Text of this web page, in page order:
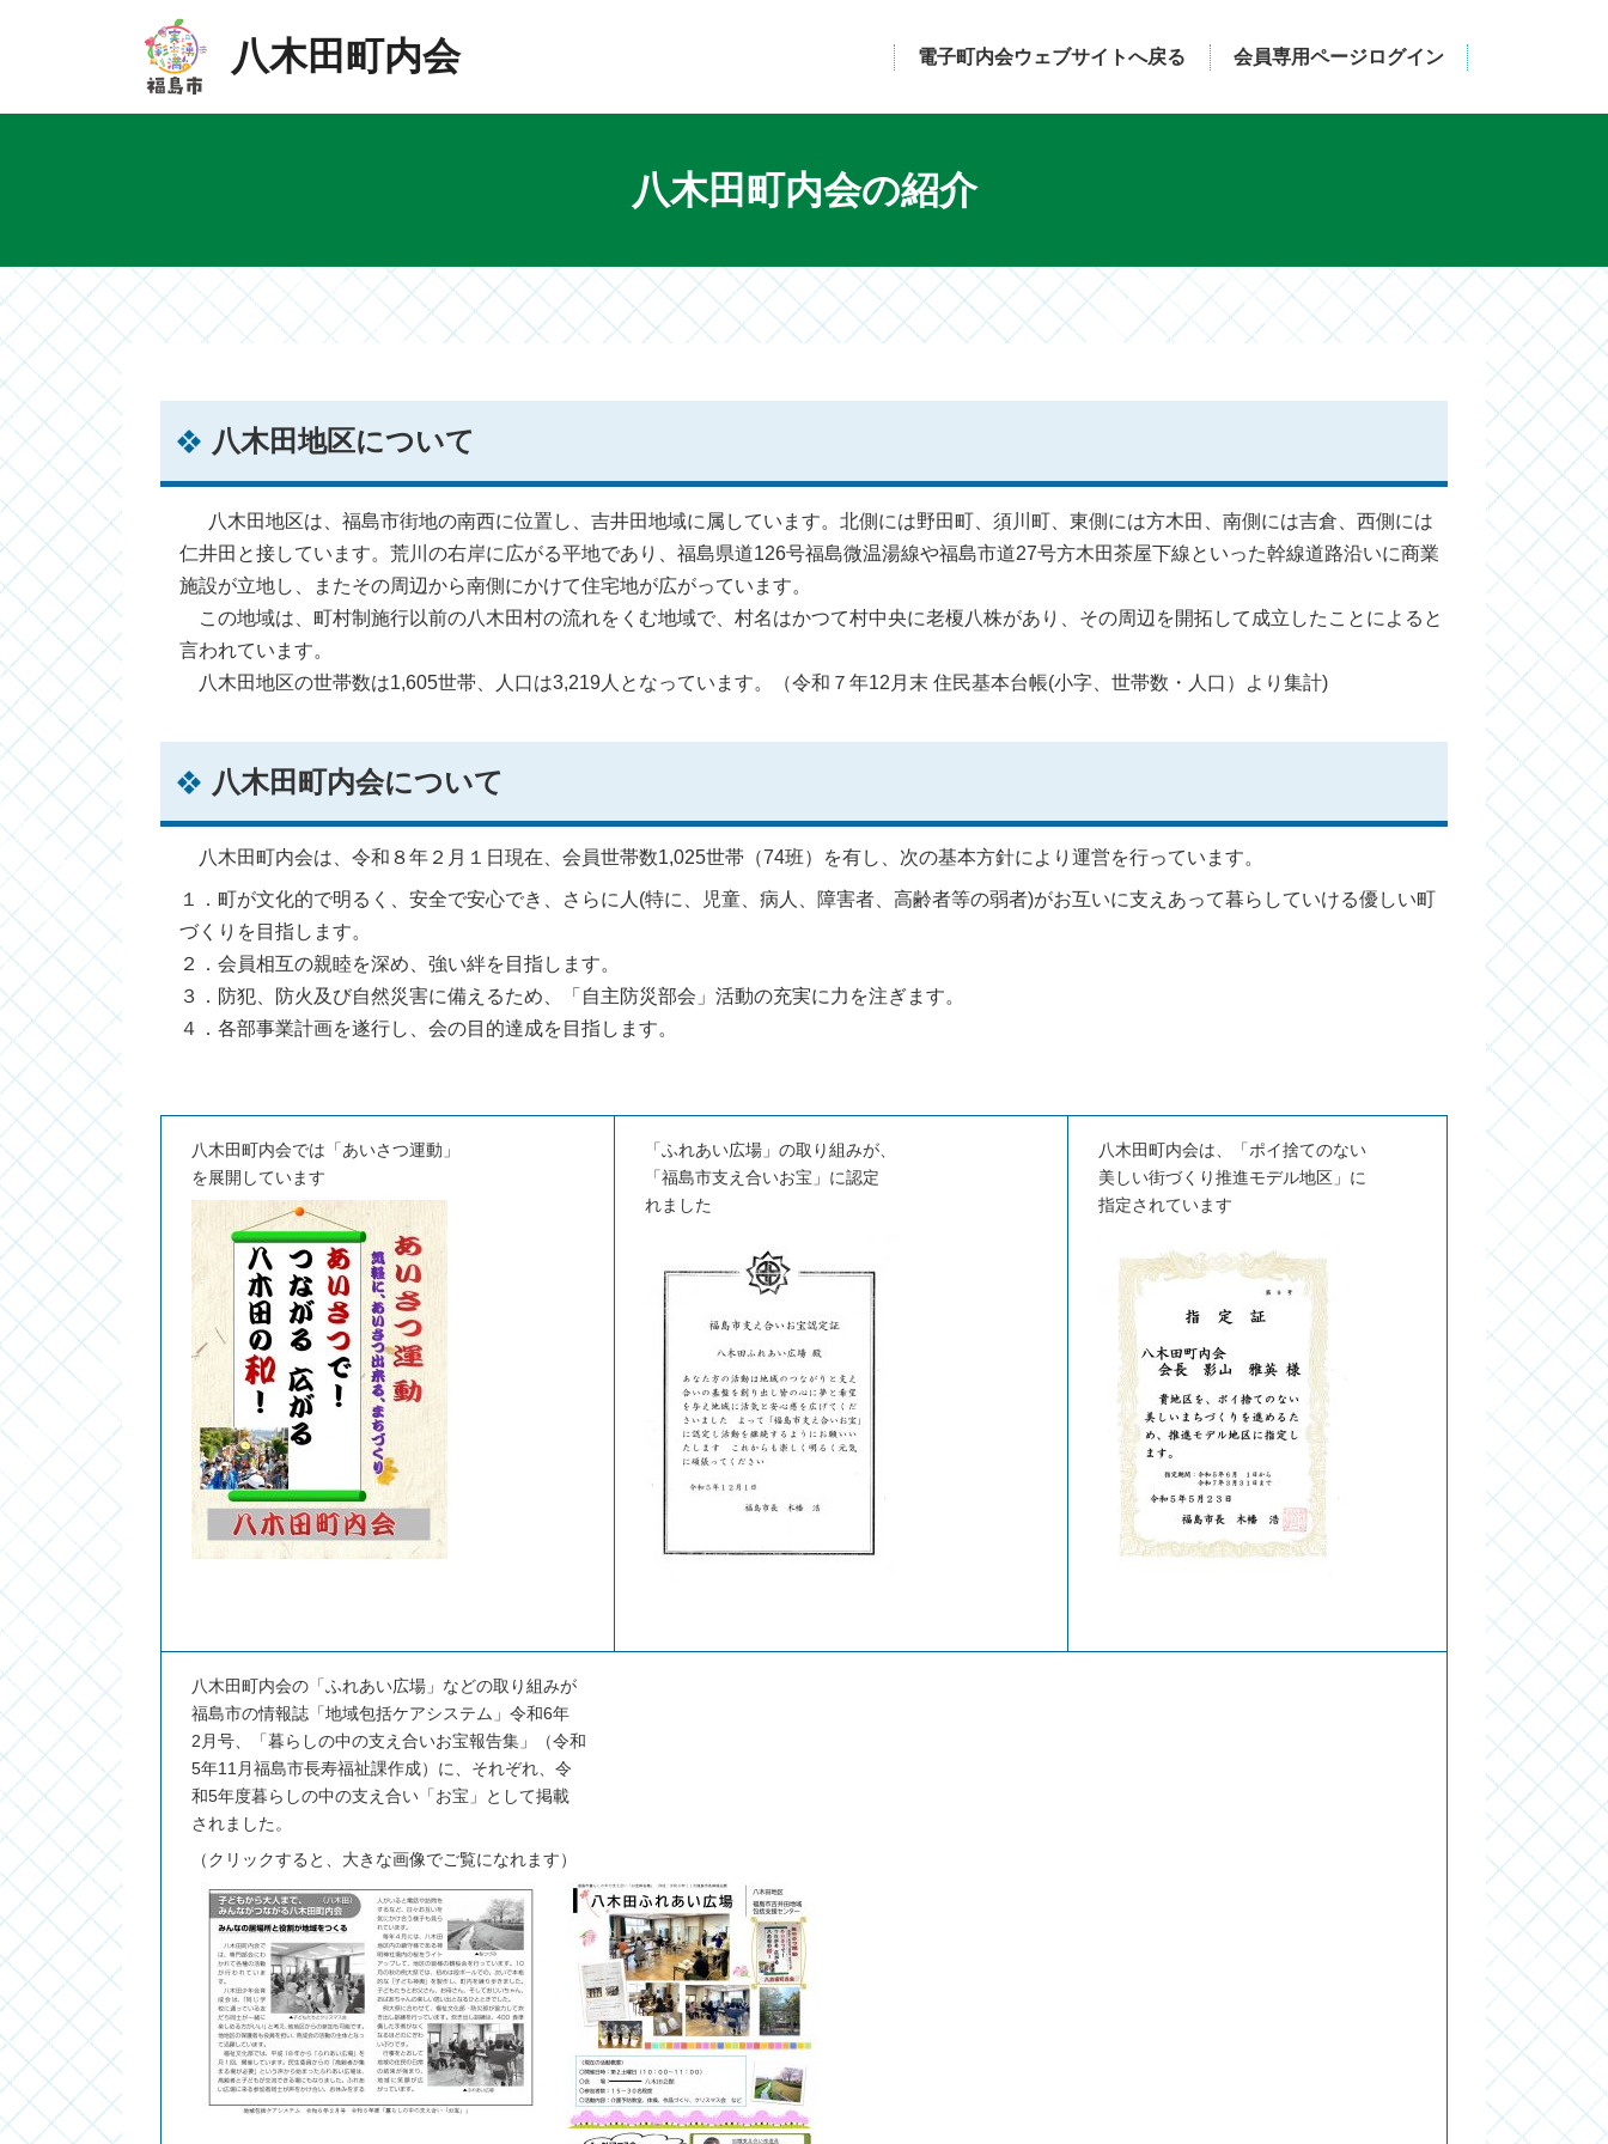
八木田町内会 電子町内会ウェブサイトへ戻る 会員専用ページログイン
八木田町内会の紹介
八木田地区について
八木田地区は、福島市街地の南西に位置し、吉井田地域に属しています。北側には野田町、須川町、東側には方木田、南側には吉倉、西側には
仁井田と接しています。荒川の右岸に広がる平地であり、福島県道126号福島微温湯線や福島市道27号方木田茶屋下線といった幹線道路沿いに商業
施設が立地し、またその周辺から南側にかけて住宅地が広がっています。
この地域は、町村制施行以前の八木田村の流れをくむ地域で、村名はかつて村中央に老榎八株があり、その周辺を開拓して成立したことによると
言われています。
八木田地区の世帯数は1,605世帯、人口は3,219人となっています。（令和７年12月末 住民基本台帳(小字、世帯数・人口）より集計)
八木田町内会について
八木田町内会は、令和８年２月１日現在、会員世帯数1,025世帯（74班）を有し、次の基本方針により運営を行っています。
１．町が文化的で明るく、安全で安心でき、さらに人(特に、児童、病人、障害者、高齢者等の弱者)がお互いに支えあって暮らしていける優しい町
づくりを目指します。
２．会員相互の親睦を深め、強い絆を目指します。
３．防犯、防火及び自然災害に備えるため、「自主防災部会」活動の充実に力を注ぎます。
４．各部事業計画を遂行し、会の目的達成を目指します。
八木田町内会では「あいさつ運動」
を展開しています
「ふれあい広場」の取り組みが、
「福島市支え合いお宝」に認定
れました
八木田町内会は、「ポイ捨てのない
美しい街づくり推進モデル地区」に
指定されています
八木田町内会の「ふれあい広場」などの取り組みが
福島市の情報誌「地域包括ケアシステム」令和6年
2月号、「暮らしの中の支え合いお宝報告集」（令和
5年11月福島市長寿福祉課作成）に、それぞれ、令
和5年度暮らしの中の支え合い「お宝」として掲載
されました。
（クリックすると、大きな画像でご覧になれます）